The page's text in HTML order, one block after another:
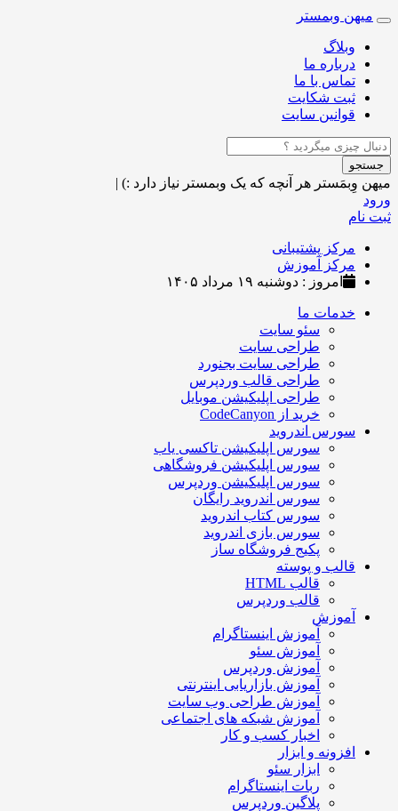
Toggle
navigation
میهن وبمستر
وبلاگ
درباره ما
تماس با ما
ثبت شکایت
قوانین سایت
جستجو
میهن وِبمَستر هر آنچه که یک وبمستر نیاز دارد :) |
ورود
ثبت نام
مرکز پشتیبانی
مرکز آموزش
امروز : دوشنبه ۱۹ مرداد ۱۴۰۵
خدمات ما
سئو سایت
طراحی سایت
طراحی سایت بجنورد
طراحی قالب وردپرس
طراحی اپلیکیشن موبایل
خرید از CodeCanyon
سورس اندروید
سورس اپلیکیشن تاکسی یاب
سورس اپلیکیشن فروشگاهی
سورس اپلیکیشن وردپرس
سورس اندروید رایگان
سورس کتاب اندروید
سورس بازی اندروید
پکیج فروشگاه ساز
قالب و پوسته
قالب HTML
قالب وردپرس
آموزش
آموزش اینستاگرام
آموزش سئو
آموزش وردپرس
آموزش بازاریابی اینترنتی
آموزش طراحی وب سایت
آموزش شبکه های اجتماعی
اخبار کسب و کار
افزونه و ابزار
ابزار سئو
ربات اینستاگرام
پلاگین وردپرس